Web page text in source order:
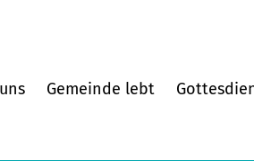
Gemeinde lebt